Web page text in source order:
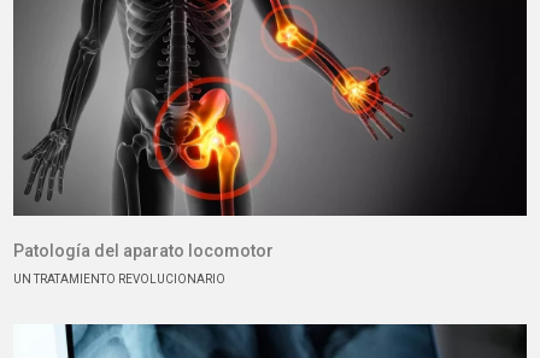
Patología del aparato locomotor
UN TRATAMIENTO REVOLUCIONARIO